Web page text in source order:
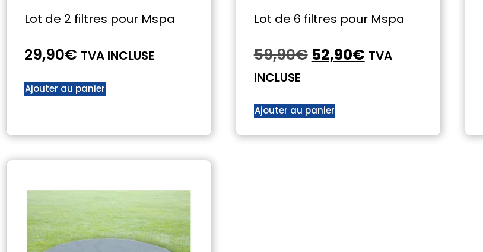
Lot de 2 filtres pour Mspa
29,90€ TVA INCLUSE
Ajouter au panier
Lot de 6 filtres pour Mspa
59,90€ 52,90€ TVA
INCLUSE
Ajouter au panier